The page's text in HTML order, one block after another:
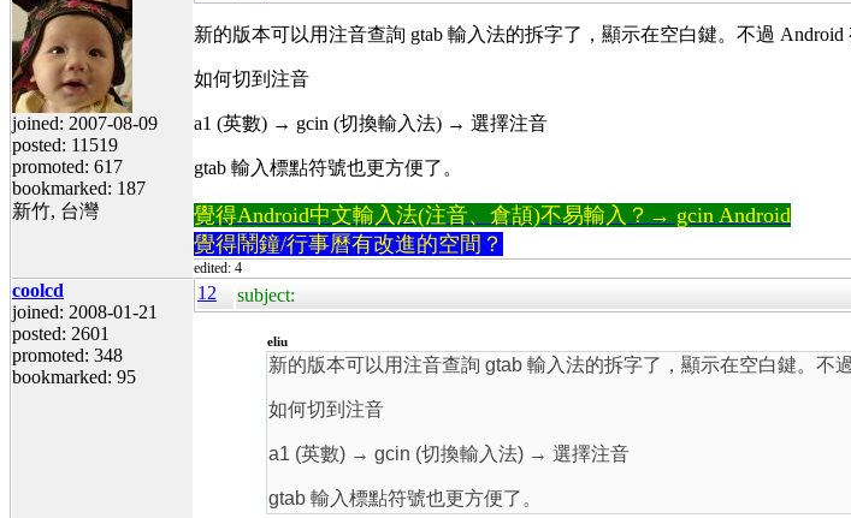
joined: 2007-08-09
posted: 11519
promoted: 617
bookmarked: 187
新竹, 台灣
新的版本可以用注音查詢 gtab 輸入法的拆字了，顯示在空白鍵。不過
如何切到注音
a1 (英數) → gcin (切換輸入法) → 選擇注音
gtab 輸入標點符號也更方便了。
覺得Android中文輸入法(注音、倉頡)不易輸入？→ gcin Android
覺得鬧鐘/行事曆有改進的空間？
edited: 4
coolcd
joined: 2008-01-21
posted: 2601
promoted: 348
bookmarked: 95
12 subject:
eliu
新的版本可以用注音查詢 gtab 輸入法的拆字了，顯示在空白鍵。不
如何切到注音
a1 (英數) → gcin (切換輸入法) → 選擇注音
gtab 輸入標點符號也更方便了。